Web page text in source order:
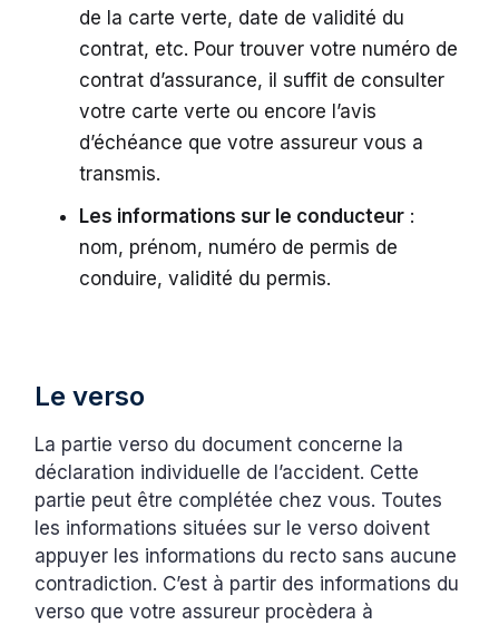
de la carte verte, date de validité du
contrat, etc. Pour trouver votre numéro de
contrat d’assurance, il suffit de consulter
votre carte verte ou encore l’avis
d’échéance que votre assureur vous a
transmis.
Les informations sur le conducteur :
nom, prénom, numéro de permis de
conduire, validité du permis.
Le verso
La partie verso du document concerne la
déclaration individuelle de l’accident. Cette
partie peut être complétée chez vous. Toutes
les informations situées sur le verso doivent
appuyer les informations du recto sans aucune
contradiction. C’est à partir des informations du
verso que votre assureur procèdera à